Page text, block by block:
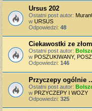
Ursus 202
Ostatni post autor:
w URSUS
Odpowiedzi: 48
Ciekawostki ze
Ostatni post autor:
w POSZUKIWANY,
Odpowiedzi: 146
Przyczepy ogólnie
Ostatni post autor:
w PRZYCZEPY I WOZY
Odpowiedzi: 325